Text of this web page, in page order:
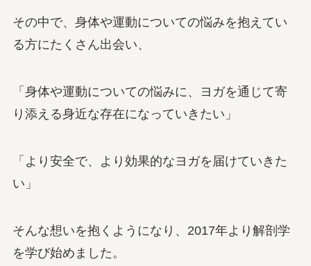
その中で、身体や運動についての悩みを抱えてい
る方にたくさん出会い、
「身体や運動についての悩みに、ヨガを通じて寄
り添える身近な存在になっていきたい」
「より安全で、より効果的なヨガを届けていきた
い」
そんな想いを抱くようになり、2017年より解剖学
を学び始めました。